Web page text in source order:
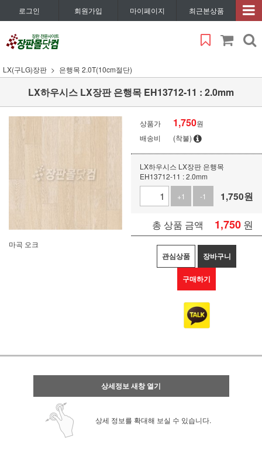
로그인 회원가입 마이페이지 최근본상품
LX(구LG)장판 은행목 2.0T(10cm절단)
LX하우시스 LX장판 은행목 EH13712-11 : 2.0mm
마곡 오크
상품가 1,750원
배송비
(착불)
LX하우시스 LX장판 은행목
EH13712-11 : 2.0mm
+1
-1 1,750원
총 상품 금액 1,750 원
관심상품 장바구니
구매하기
상세정보 새창 열기
상세 정보를 확대해 보실 수 있습니다.